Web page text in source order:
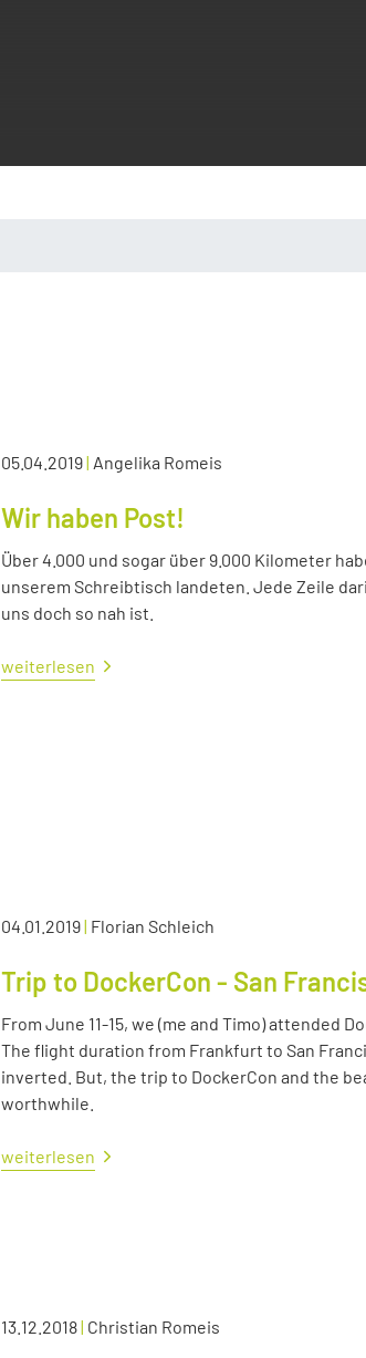
05.04.2019| Angelika Romeis
Wir haben Post!
Über 4.000 und sogar über 9.000 Kilometer
unserem Schreibtisch landeten. Jede Zeile
uns doch so nah ist.
weiterlesen
04.01.2019| Florian Schleich
Trip to DockerCon - San
From June 11-15, we (me and Timo) attended
The flight duration from Frankfurt to San
inverted. But, the trip to DockerCon and the
worthwhile.
weiterlesen
13.12.2018| Christian Romeis